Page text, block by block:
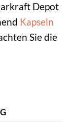
Depot
Kapseln
Sie die